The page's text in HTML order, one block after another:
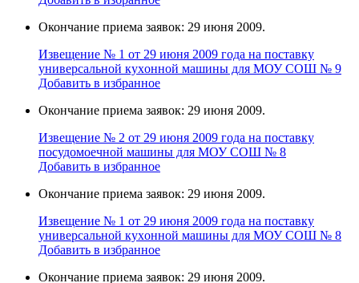
Окончание приема заявок: 29 июня 2009.
Извещение № 1 от 29 июня 2009 года на поставку
универcальной кухoнной мaшины для МОУ СОШ № 9
Добавить в избранное
Окончание приема заявок: 29 июня 2009.
Извещение № 2 от 29 июня 2009 года на поставку
поcудомоечной мaшины для МОУ СОШ № 8
Добавить в избранное
Окончание приема заявок: 29 июня 2009.
Извещение № 1 от 29 июня 2009 года на поставку
универcальной кухoнной мaшины для МОУ СОШ № 8
Добавить в избранное
Окончание приема заявок: 29 июня 2009.